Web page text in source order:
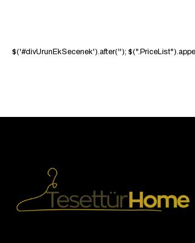
$('#divUrunEkSecenek').after('');